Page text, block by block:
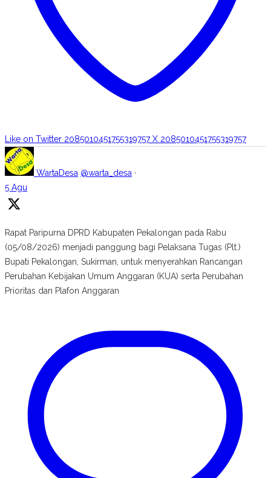
Like on Twitter 2085010451755319757 X 2085010451755319757
WartaDesa @warta_desa ·
5 Agu
Rapat Paripurna DPRD Kabupaten Pekalongan pada Rabu
(05/08/2026) menjadi panggung bagi Pelaksana Tugas (Plt.)
Bupati Pekalongan, Sukirman, untuk menyerahkan Rancangan
Perubahan Kebijakan Umum Anggaran (KUA) serta Perubahan
Prioritas dan Plafon Anggaran